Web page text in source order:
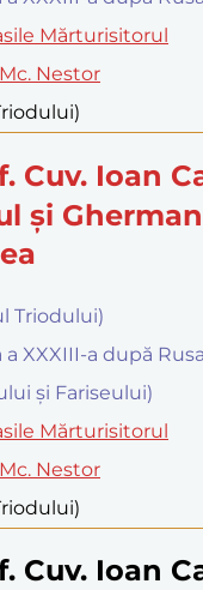
Mărturisitorul
Nestor
Cuv. Ioan
şi
Triodului)
XXXIII-a după
și Fariseului)
Mărturisitorul
Nestor
Cuv. Ioan